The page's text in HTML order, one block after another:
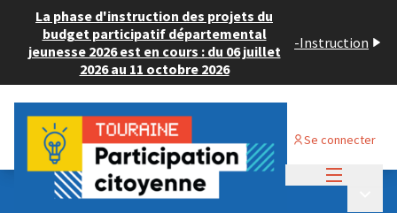
La phase d'instruction des projets du
budget participatif départemental
jeunesse 2026 est en cours : du 06 juillet
2026 au 11 octobre 2026
-Instruction
Se connecter
Budget Participatif JEUNESSE 2024
💡 Consulter les projets déposés